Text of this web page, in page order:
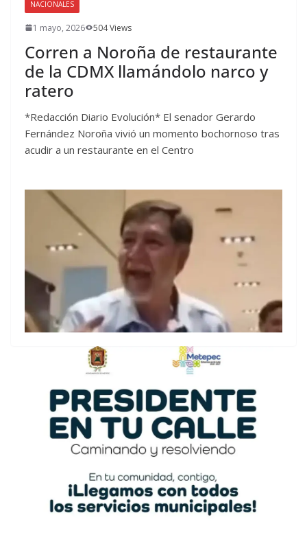
NACIONALES
1 mayo, 2026 504 Views
Corren a Noroña de restaurante
de la CDMX llamándolo narco y
ratero
*Redacción Diario Evolución* El senador Gerardo
Fernández Noroña vivió un momento bochornoso tras
acudir a un restaurante en el Centro